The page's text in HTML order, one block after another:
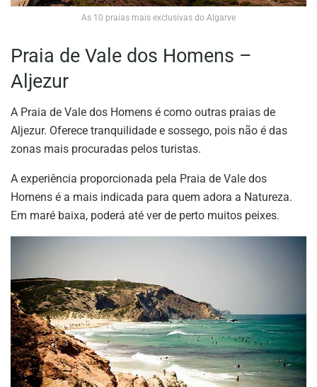
As 10 praias mais exclusivas do Algarve
Praia de Vale dos Homens –
Aljezur
A Praia de Vale dos Homens é como outras praias de
Aljezur. Oferece tranquilidade e sossego, pois não é das
zonas mais procuradas pelos turistas.
A experiência proporcionada pela Praia de Vale dos
Homens é a mais indicada para quem adora a Natureza.
Em maré baixa, poderá até ver de perto muitos peixes.